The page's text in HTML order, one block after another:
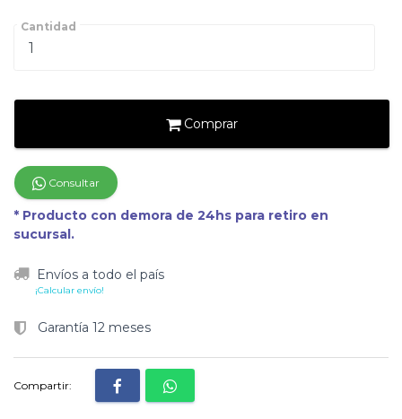
Cantidad
Comprar
Consultar
* Producto con demora de 24hs para retiro en
sucursal.
Envíos a todo el país
¡Calcular envío!
Garantía 12 meses
Compartir: